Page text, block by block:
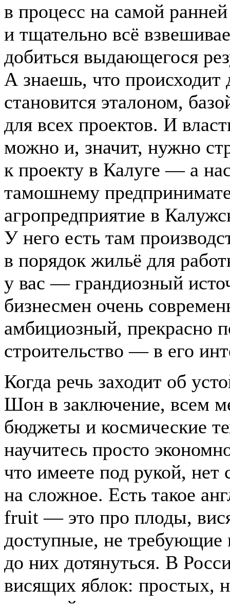
в процесс на самой
и тщательно всё
добиться выдающегося
А знаешь, что происходит
становится эталоном,
для всех проектов. И
можно и, значит, нужно
к проекту в Калуге — а
тамошнему
агропредприятие в
У него есть там
в порядок жильё для
у вас — грандиозный
бизнесмен очень
амбициозный, прекрасно
строительство — в его
Когда речь заходит об
Шон в заключение, всем
бюджеты и космические
научитесь просто
что имеете под рукой, нет
на сложное. Есть такое
fruit — это про плоды,
доступные, не
до них дотянуться. В
висящих яблок: простых,